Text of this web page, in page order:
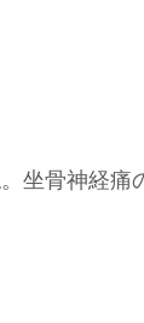
坐骨神経痛